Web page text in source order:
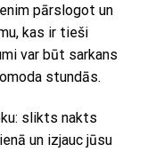
pārslogot un
kas ir tieši
var būt sarkans
stundās.
slikts nakts
un izjauc jūsu